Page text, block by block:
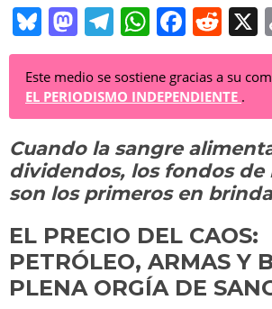
Bl
u
e
sk
y
M
a
st
o
d
o
n
T
el
e
gr
a
m
W
h
at
s
A
p
p
F
a
c
e
b
o
o
k
R
e
d
di
t
Este medio se sostiene gracias a su
EL PERIODISMO INDEPENDIENTE .
Cuando la sangre
dividendos, los fondos de
son los primeros en
EL PRECIO DEL CAOS:
PETRÓLEO, ARMAS Y
PLENA ORGÍA DE